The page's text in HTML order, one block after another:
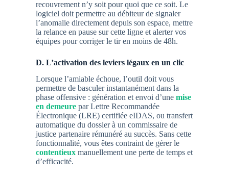
recouvrement n’y soit pour quoi que ce soit. Le
logiciel doit permettre au débiteur de signaler
l’anomalie directement depuis son espace, mettre
la relance en pause sur cette ligne et alerter vos
équipes pour corriger le tir en moins de 48h.
D. L’activation des leviers légaux en un clic
Lorsque l’amiable échoue, l’outil doit vous
permettre de basculer instantanément dans la
phase offensive : génération et envoi d’une mise
en demeure par Lettre Recommandée
Électronique (LRE) certifiée eIDAS, ou transfert
automatique du dossier à un commissaire de
justice partenaire rémunéré au succès. Sans cette
fonctionnalité, vous êtes contraint de gérer le
contentieux manuellement une perte de temps et
d’efficacité.